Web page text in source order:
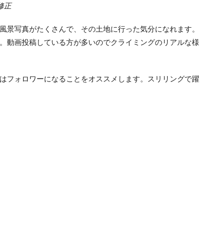
正
景写真がたくさんで、その土地に行った気分になれます。
動画投稿している方が多いのでクライミングのリアルな様
フォロワーになることをオススメします。スリリングで躍